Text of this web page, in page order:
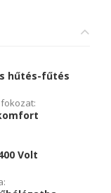
hűtés-fűtés
Volt